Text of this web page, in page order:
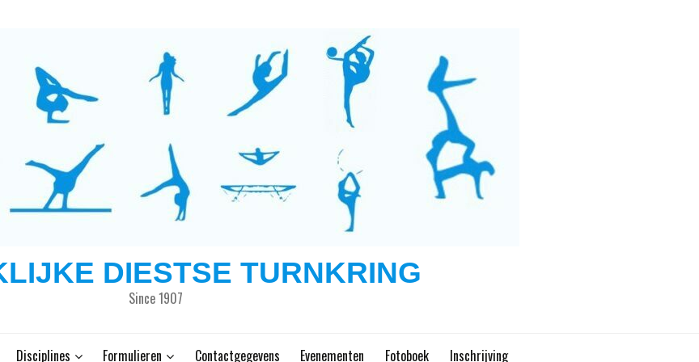
DIESTSE TURNKRING
Since 1907
Disciplines Formulieren Contactgegevens Evenementen Fotoboek Inschrijving